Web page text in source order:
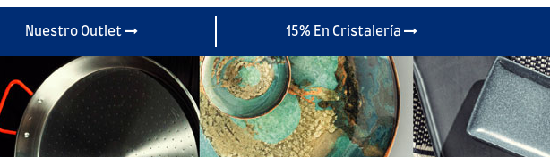
Nuestro Outlet 15% En Cristalería